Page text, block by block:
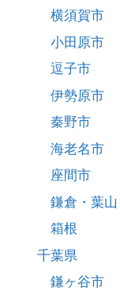
横須賀市
小田原市
逗子市
伊勢原市
秦野市
海老名市
座間市
鎌倉・葉山
箱根
千葉県
鎌ヶ谷市